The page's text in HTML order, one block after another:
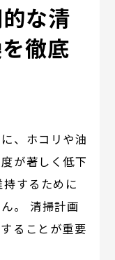
な清
徹底
、ホコリや油
が著しく低下
するために
。 清掃計画
ることが重要